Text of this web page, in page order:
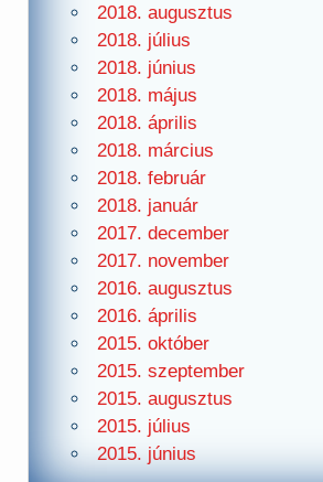
2018. augusztus
2018. július
2018. június
2018. május
2018. április
2018. március
2018. február
2018. január
2017. december
2017. november
2016. augusztus
2016. április
2015. október
2015. szeptember
2015. augusztus
2015. július
2015. június